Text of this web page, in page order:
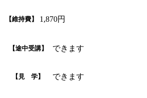
【維持費】 1,870円
【途中受講】 できます
【見 学】 できます